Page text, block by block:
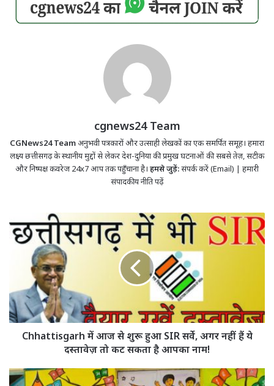
cgnews24 Team
CGNews24 Teamअनुभवी पत्रकारों और उत्साही लेखकों का एक समर्पित समूह। हमारा
लक्ष्य छत्तीसगढ़ के स्थानीय मुद्दों से लेकर देश-दुनिया की प्रमुख घटनाओं की सबसे तेज़, सटीक
और निष्पक्ष कवरेज 24x7 आप तक पहुँचाना है। हमसे जुड़ें:संपर्क करें (Email) | हमारी
संपादकीय नीति पढ़ें
Chhattisgarh
में
आज
SIR
सर्वे,
अगर
दस्तावेज़
Chhattisgarh में आज से शुरू हुआ SIR सर्वे, अगर नहीं हैं ये
दस्तावेज़ तो कट सकता है आपका नाम!
छत्तीसगढ़